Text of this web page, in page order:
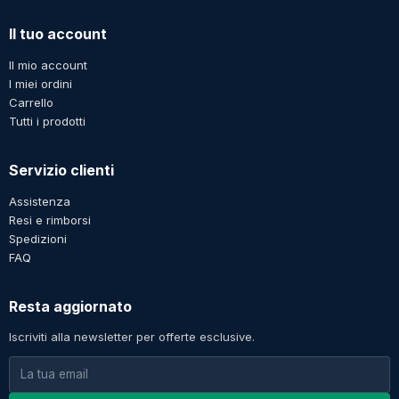
Il tuo account
Il mio account
I miei ordini
Carrello
Tutti i prodotti
Servizio clienti
Assistenza
Resi e rimborsi
Spedizioni
FAQ
Resta aggiornato
Iscriviti alla newsletter per offerte esclusive.